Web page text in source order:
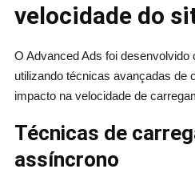
velocidade do
O Advanced Ads foi
utilizando técnicas avançadas de
impacto na velocidade de
Técnicas de
assíncrono